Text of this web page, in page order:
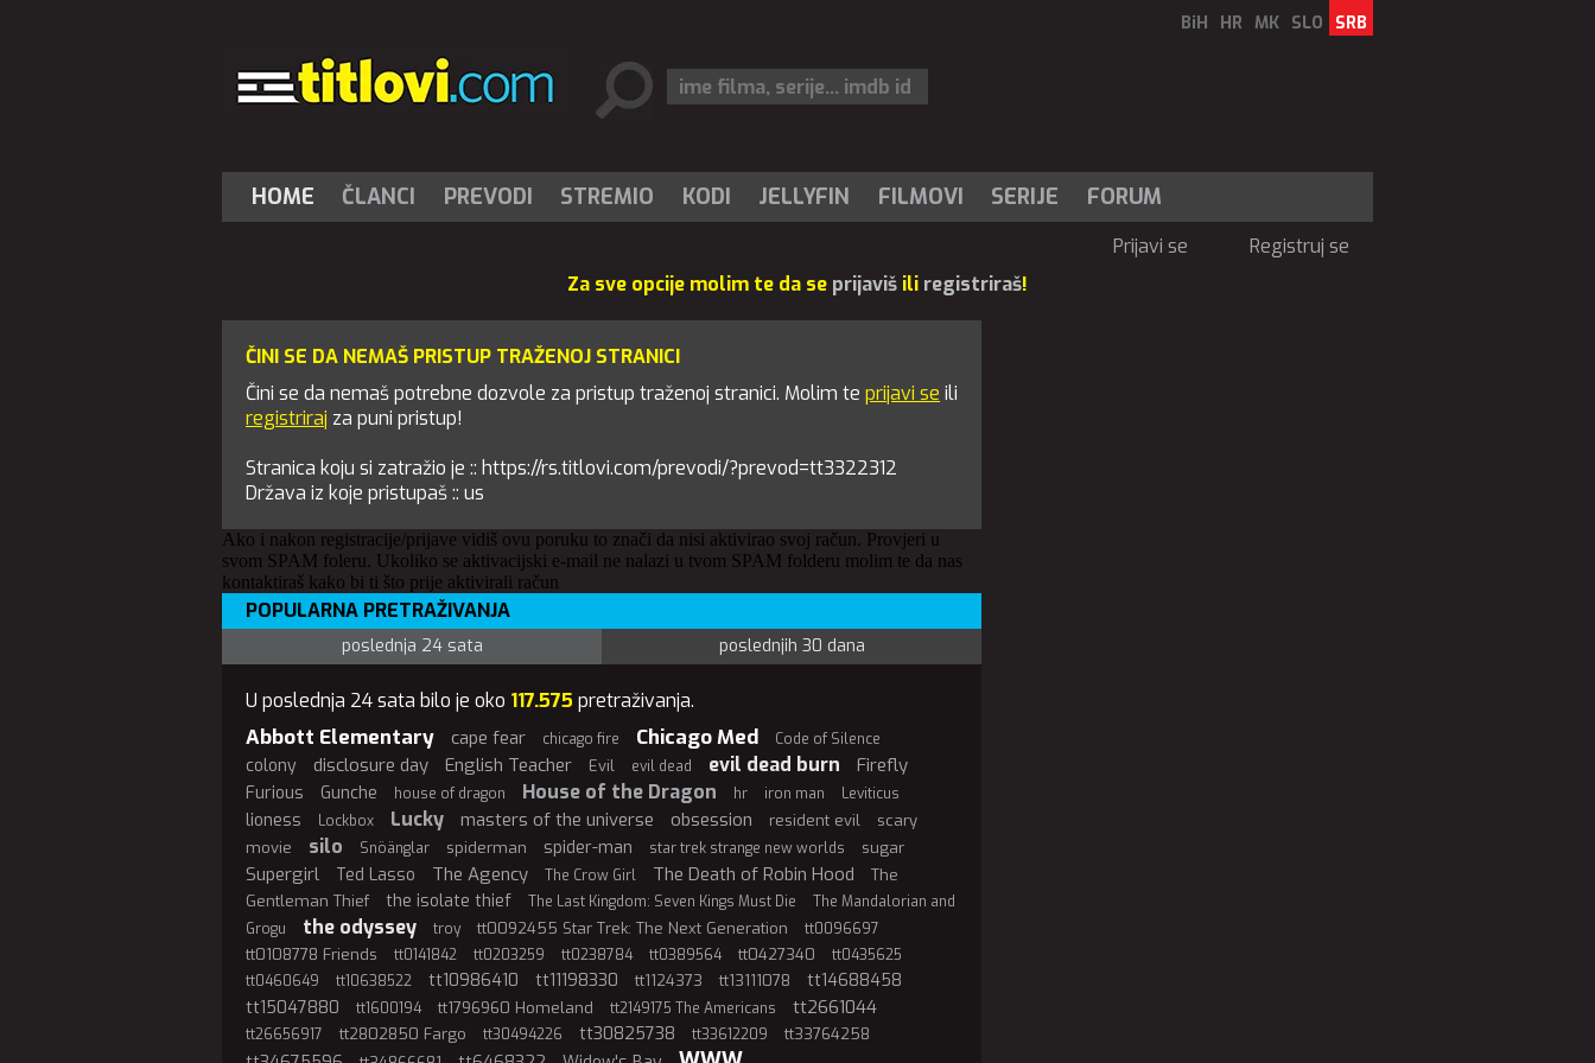
BiH HR MK SLO SRB
HOME ČLANCI PREVODI STREMIO KODI JELLYFIN FILMOVI SERIJE FORUM
Prijavi se
Registruj se
Za sve opcije molim te da se prijaviš ili registriraš!
ČINI SE DA NEMAŠ PRISTUP TRAŽENOJ STRANICI
Čini se da nemaš potrebne dozvole za pristup traženoj stranici. Molim te prijavi se ili
registriraj za puni pristup!
Stranica koju si zatražio je :: https://rs.titlovi.com/prevodi/?prevod=tt3322312
Država iz koje pristupaš :: us
Ako i nakon registracije/prijave vidiš ovu poruku to znači da nisi aktivirao svoj račun. Provjeri u
svom SPAM foleru. Ukoliko se aktivacijski e-mail ne nalazi u tvom SPAM folderu molim te da nas
kontaktiraš kako bi ti što prije aktivirali račun
POPULARNA PRETRAŽIVANJA
poslednja 24 sata poslednjih 30 dana
U poslednja 24 sata bilo je oko 117.575 pretraživanja.
Abbott Elementary cape fear chicago fire Chicago Med Code of Silence
colony disclosure day English Teacher Evil evil dead evil dead burn Firefly
Furious Gunche house of dragon House of the Dragon hr iron man Leviticus
lioness Lockbox Lucky masters of the universe obsession resident evil
scary
movie
silo Snöänglar spiderman spider-man star trek strange new worlds sugar
Supergirl Ted Lasso The Agency The Crow Girl The Death of Robin Hood
The
Gentleman Thief
the isolate thief The Last Kingdom: Seven Kings Must Die
The Mandalorian and
Grogu
the odyssey troy tt0092455 Star Trek: The Next Generation tt0096697
tt0108778 Friends tt0141842 tt0203259 tt0238784 tt0389564 tt0427340
tt0435625
tt0460649
tt10638522 tt10986410 tt11198330 tt1124373 tt13111078
tt14688458
tt15047880
tt1600194 tt1796960 Homeland tt2149175 The Americans tt2661044
tt26656917 tt2802850 Fargo tt30494226 tt30825738 tt33612209 tt33764258